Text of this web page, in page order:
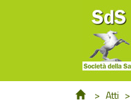
> Atti >